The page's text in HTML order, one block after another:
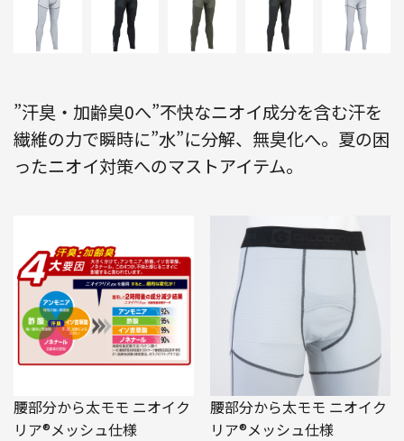
”汗臭・加齢臭0へ”不快なニオイ成分を含む汗を
繊維の力で瞬時に”水”に分解、無臭化へ。夏の困
ったニオイ対策へのマストアイテム。
腰部分から太モモ ニオイク
リア®メッシュ仕様
腰部分から太モモ ニオイク
リア®メッシュ仕様